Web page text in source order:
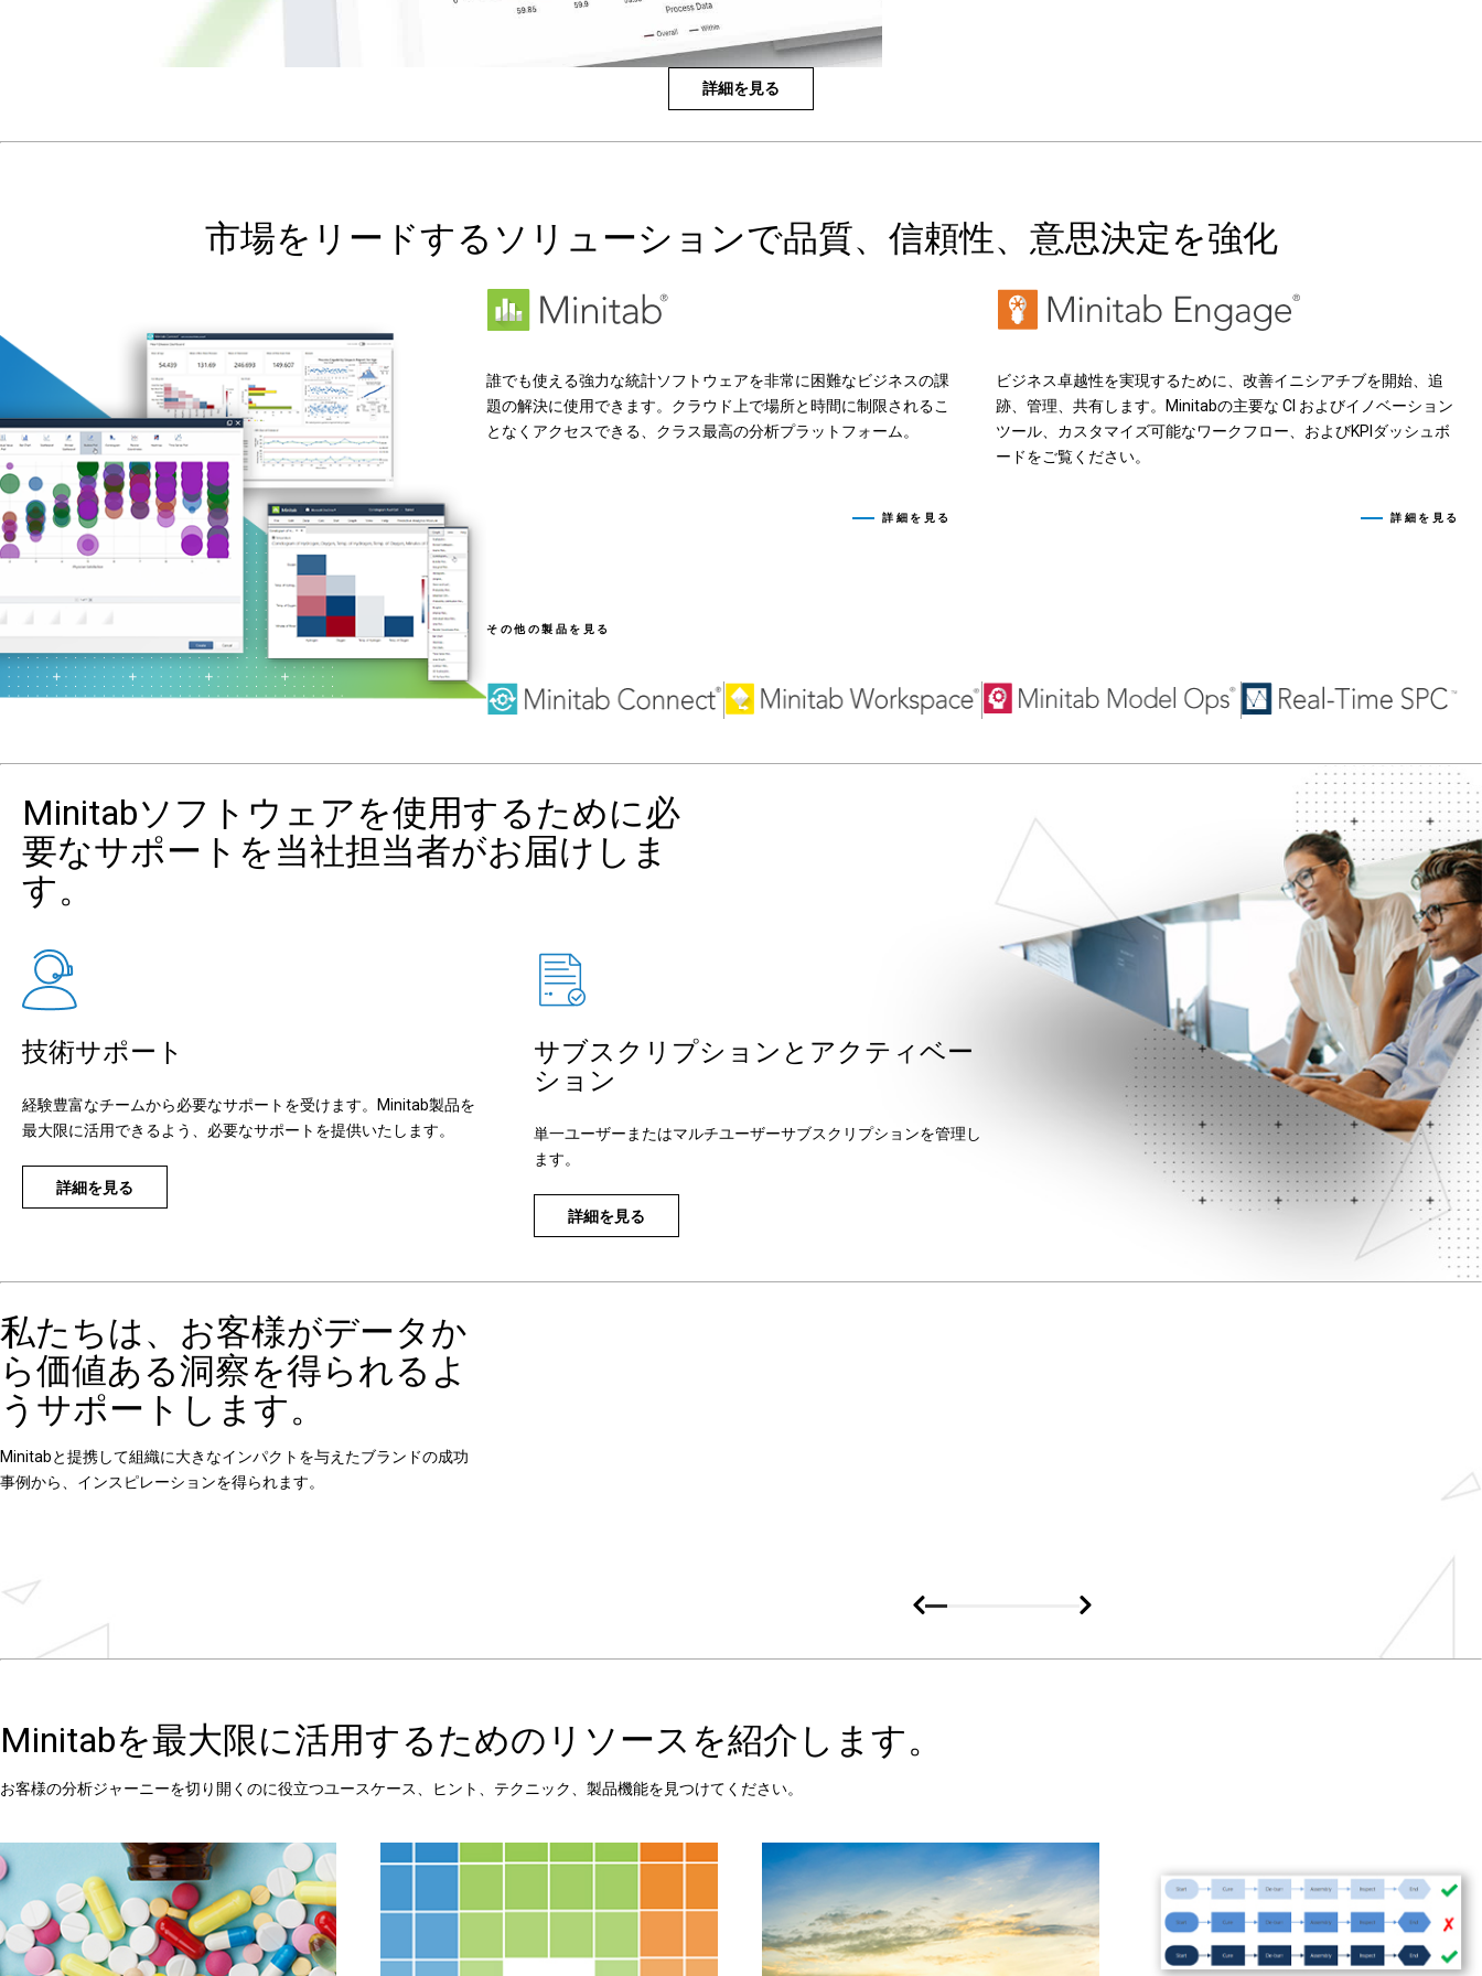
詳細を見る
市場をリードするソリューションで品質、信頼性、意思決定を強化
誰でも使える強力な統計ソフトウェアを非常に困難なビジネスの課
題の解決に使用できます。クラウド上で場所と時間に制限されるこ
となくアクセスできる、クラス最高の分析プラットフォーム。
詳細を見る
ビジネス卓越性を実現するために、改善イニシアチブを開始、追
跡、管理、共有します。Minitabの主要な CI およびイノベーション
ツール、カスタマイズ可能なワークフロー、およびKPIダッシュボ
ードをご覧ください。
詳細を見る
その他の製品を見る
Minitabソフトウェアを使用するために必
要なサポートを当社担当者がお届けしま
す。
技術サポート
経験豊富なチームから必要なサポートを受けます。Minitab製品を
最大限に活用できるよう、必要なサポートを提供いたします。
詳細を見る
サブスクリプションとアクティベー
ション
単一ユーザーまたはマルチユーザーサブスクリプションを管理し
ます。
詳細を見る
私たちは、お客様がデータか
ら価値ある洞察を得られるよ
うサポートします。
Minitabと提携して組織に大きなインパクトを与えたブランドの成功
事例から、インスピレーションを得られます。
Minitabを最大限に活用するためのリソースを紹介します。
お客様の分析ジャーニーを切り開くのに役立つユースケース、ヒント、テクニック、製品機能を見つけてください。